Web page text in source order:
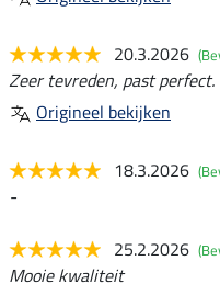
20.3.2026
Zeer tevreden, past perfect.
Origineel bekijken
18.3.2026
-
25.2.2026
Mooie kwaliteit